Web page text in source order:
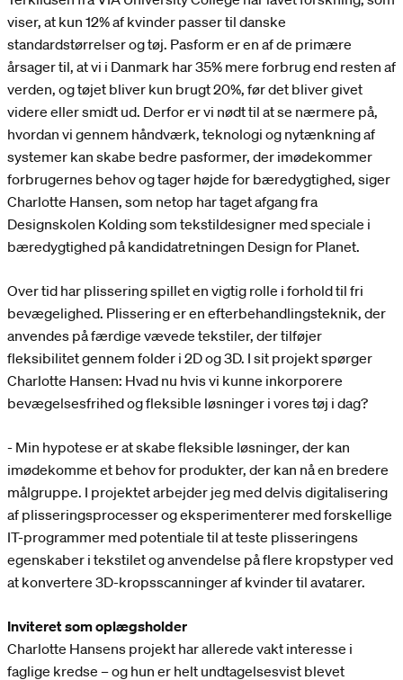
viser, at kun 12% af kvinder passer til danske
standardstørrelser og tøj. Pasform er en af de primære
årsager til, at vi i Danmark har 35% mere forbrug end resten af
verden, og tøjet bliver kun brugt 20%, før det bliver givet
videre eller smidt ud. Derfor er vi nødt til at se nærmere på,
hvordan vi gennem håndværk, teknologi og nytænkning af
systemer kan skabe bedre pasformer, der imødekommer
forbrugernes behov og tager højde for bæredygtighed, siger
Charlotte Hansen, som netop har taget afgang fra
Designskolen Kolding som tekstildesigner med speciale i
bæredygtighed på kandidatretningen Design for Planet.
Over tid har plissering spillet en vigtig rolle i forhold til fri
bevægelighed. Plissering er en efterbehandlingsteknik, der
anvendes på færdige vævede tekstiler, der tilføjer
fleksibilitet gennem folder i 2D og 3D. I sit projekt spørger
Charlotte Hansen: Hvad nu hvis vi kunne inkorporere
bevægelsesfrihed og fleksible løsninger i vores tøj i dag?
- Min hypotese er at skabe fleksible løsninger, der kan
imødekomme et behov for produkter, der kan nå en bredere
målgruppe. I projektet arbejder jeg med delvis digitalisering
af plisseringsprocesser og eksperimenterer med forskellige
IT-programmer med potentiale til at teste plisseringens
egenskaber i tekstilet og anvendelse på flere kropstyper ved
at konvertere 3D-kropsscanninger af kvinder til avatarer.
Inviteret som oplægsholder
Charlotte Hansens projekt har allerede vakt interesse i
faglige kredse – og hun er helt undtagelsesvist blevet